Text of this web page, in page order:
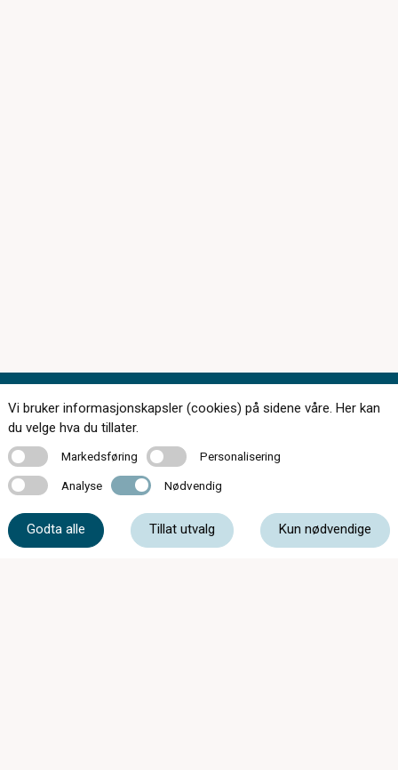
Kontakt oss
Vi bruker informasjonskapsler (cookies) på sidene våre. Her kan
du velge hva du tillater.
MarkedsføringMarkedsføring PersonaliseringPersonalisering
Analyse Analyse Nødvendig Nødvendig
Godta alle Tillat utvalg Kun nødvendige